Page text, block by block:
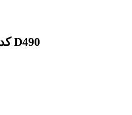
روتختی یک و دونفره لویی ویتون ترکسان TURKSAN کد D490